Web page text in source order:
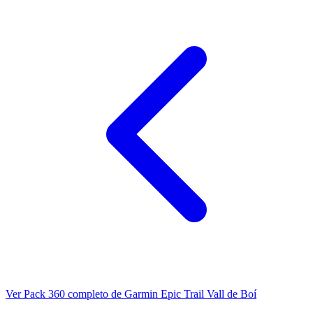
Ver Pack 360 completo de Garmin Epic Trail Vall de Boí